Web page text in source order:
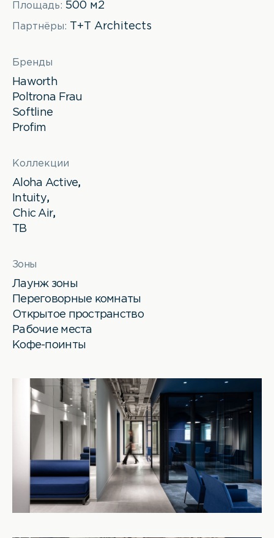
Площадь: 500 м2
Партнёры: T+T Architects
Бренды
Haworth
Poltrona Frau
Softline
Profim
Коллекции
Aloha Active,
Intuity,
Chic Air,
TB
Зоны
Лаунж зоны
Переговорные комнаты
Открытое пространство
Рабочие места
Кофе-поинты